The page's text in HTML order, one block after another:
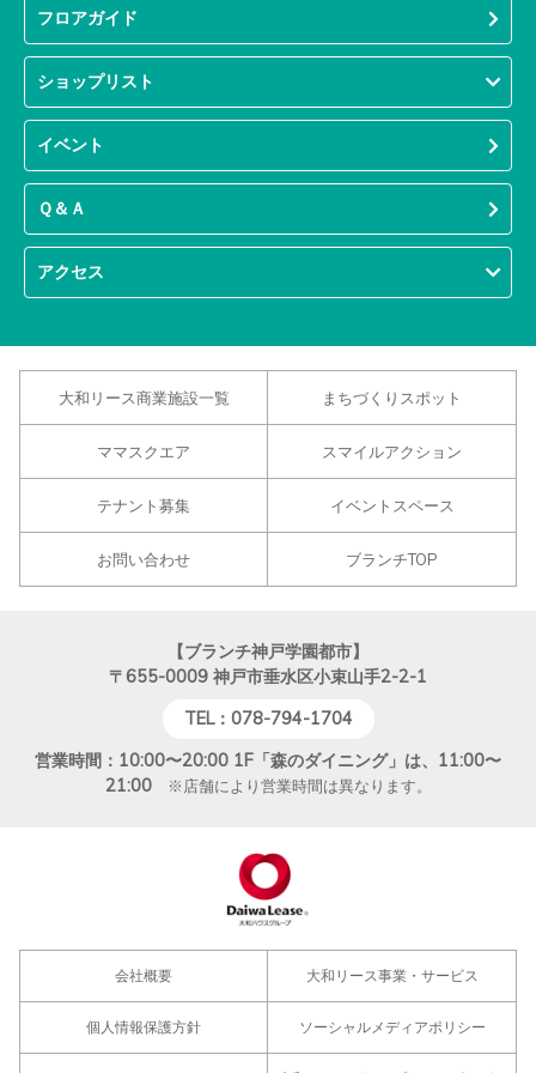
フロアガイド
ショップリスト
イベント
Ｑ＆Ａ
アクセス
大和リース商業施設一覧 まちづくりスポット
ママスクエア スマイルアクション
テナント募集 イベントスペース
お問い合わせ ブランチTOP
【ブランチ神戸学園都市】
〒655-0009 神戸市垂水区小束山手2-2-1
TEL：078-794-1704
営業時間：10:00〜20:00 1F「森のダイニング」は、11:00〜
21:00※店舗により営業時間は異なります。
会社概要 大和リース事業・サービス
個人情報保護方針 ソーシャルメディアポリシー